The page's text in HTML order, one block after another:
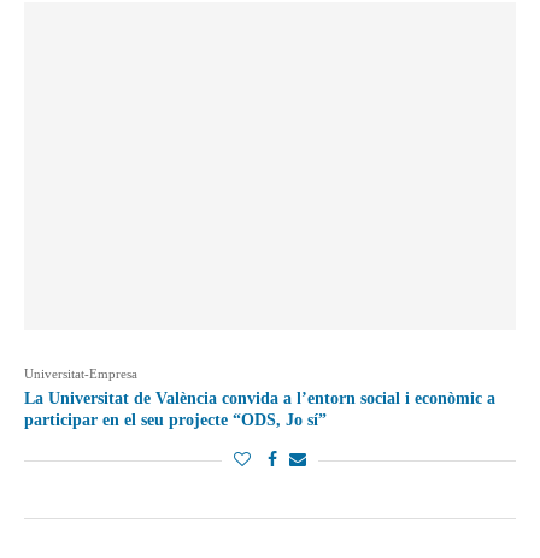
Universitat-Empresa
La Universitat de València convida a l’entorn social i econòmic a
participar en el seu projecte “ODS, Jo sí”